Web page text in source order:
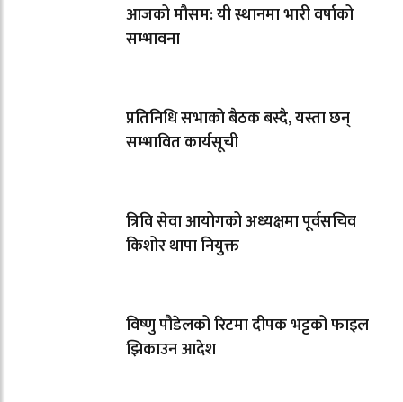
आजको मौसम: यी स्थानमा भारी वर्षाको
सम्भावना
प्रतिनिधि सभाको बैठक बस्दै, यस्ता छन्
सम्भावित कार्यसूची
त्रिवि सेवा आयोगको अध्यक्षमा पूर्वसचिव
किशोर थापा नियुक्त
विष्णु पौडेलको रिटमा दीपक भट्टको फाइल
झिकाउन आदेश